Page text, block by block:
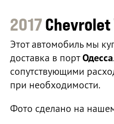
2017
Этот автомобиль мы
доставка в портОдесса
сопутствующими
при необходимости.
Фото сделано на